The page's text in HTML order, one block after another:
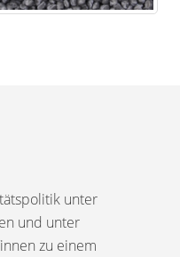
unter
und unter
zu einem